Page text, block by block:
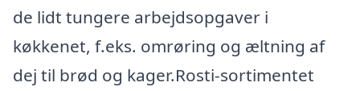
de lidt tungere arbejdsopgaver i
køkkenet, f.eks. omrøring og æltning af
dej til brød og kager.Rosti-sortimentet